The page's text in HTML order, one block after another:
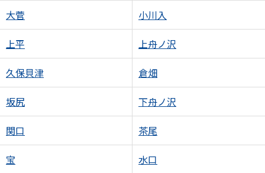
大菅 小川入
上平 上舟ノ沢
久保貝津 倉畑
坂尻 下舟ノ沢
関口 茶尾
宝 水口